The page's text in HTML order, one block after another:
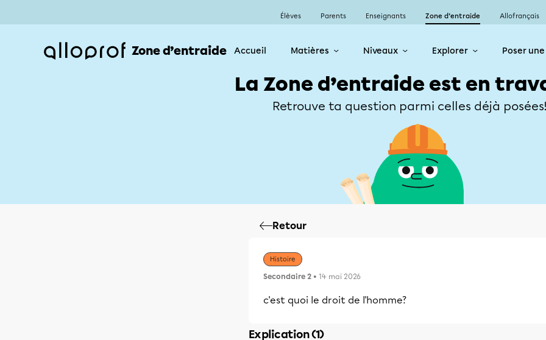
Élèves Parents Enseignants Zone d’entraide Allofrançais
Zone d’entraide Accueil Matières Niveaux Explorer Poser
La Zone d’entraide est en
Retrouve ta question parmi celles déjà
Retour
Histoire
Secondaire 2 • 14 mai 2026
c'est quoi le droit de l'homme?
Explication (1)